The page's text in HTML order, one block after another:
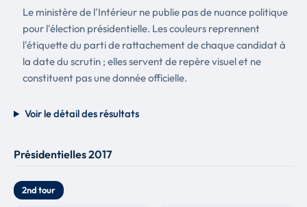
Le ministère de l'Intérieur ne publie pas de nuance politique
pour l'élection présidentielle. Les couleurs reprennent
l'étiquette du parti de rattachement de chaque candidat à
la date du scrutin ; elles servent de repère visuel et ne
constituent pas une donnée officielle.
Voir le détail des résultats
Présidentielles 2017
2nd tour